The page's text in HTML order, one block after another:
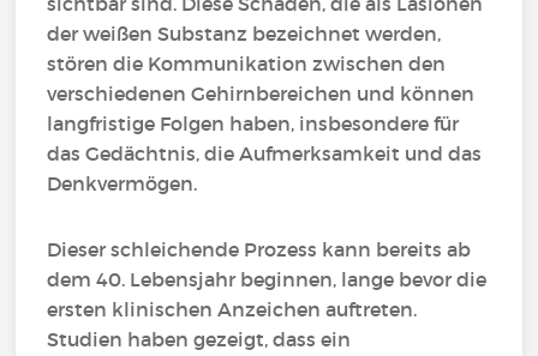
der weißen Substanz bezeichnet werden,
stören die Kommunikation zwischen den
verschiedenen Gehirnbereichen und können
langfristige Folgen haben, insbesondere für
das Gedächtnis, die Aufmerksamkeit und das
Denkvermögen.
Dieser schleichende Prozess kann bereits ab
dem 40. Lebensjahr beginnen, lange bevor die
ersten klinischen Anzeichen auftreten.
Studien haben gezeigt, dass ein